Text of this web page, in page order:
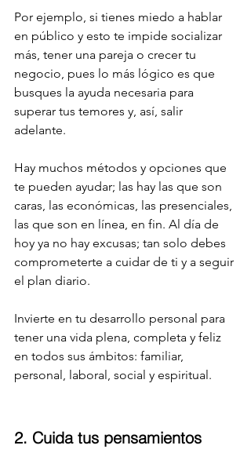
Por ejemplo, si tienes miedo a hablar
en público y esto te impide socializar
más, tener una pareja o crecer tu
negocio, pues lo más lógico es que
busques la ayuda necesaria para
superar tus temores y, así, salir
adelante.
Hay muchos métodos y opciones que
te pueden ayudar; las hay las que son
caras, las económicas, las presenciales,
las que son en línea, en fin. Al día de
hoy ya no hay excusas; tan solo debes
comprometerte a cuidar de ti y a seguir
el plan diario.
Invierte en tu desarrollo personal para
tener una vida plena, completa y feliz
en todos sus ámbitos: familiar,
personal, laboral, social y espiritual.
2. Cuida tus pensamientos